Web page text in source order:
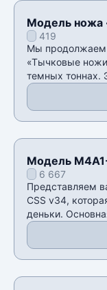
Модель ножа
Laminate» для
419
Мы продолжаем
«Тычковые
темных тоннах.
Модель
6 667
Представляем
CSS v34,
деньки.